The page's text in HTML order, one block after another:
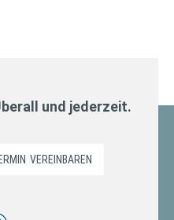
und jederzeit.
VEREINBAREN